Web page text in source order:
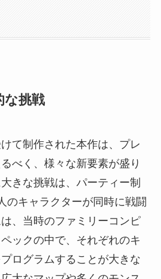
な挑戦
て制作された本作は、プレ
べく、様々な新要素が盛り
きな挑戦は、パーティー制
のキャラクターが同時に戦闘
、当時のファミリーコンピ
ックの中で、それぞれのキ
ログラムすることが大きな